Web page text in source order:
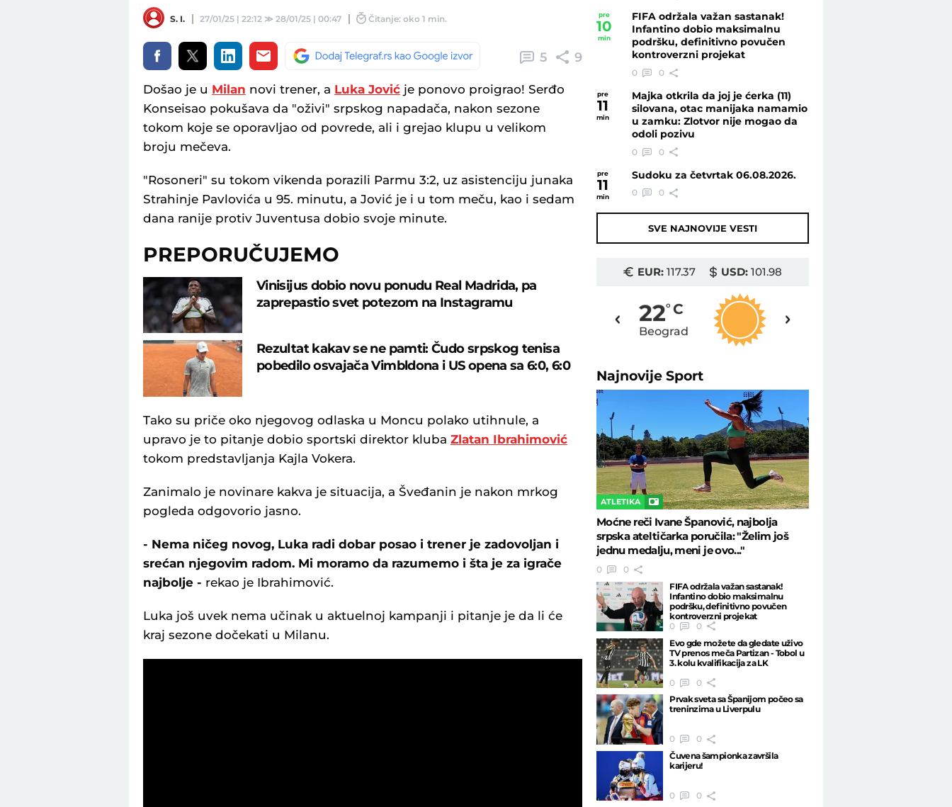
S. I. 27/01/25 | 22:12 ≫ 28/01/25 | 00:47 Čitanje: oko 1 min.
5 9
Došao je u Milan novi trener, a Luka Jović je ponovo proigrao! Serđo
Konseisao pokušava da "oživi" srpskog napadača, nakon sezone
tokom koje se oporavljao od povrede, ali i grejao klupu u velikom
broju mečeva.
"Rosoneri" su tokom vikenda porazili Parmu 3:2, uz asistenciju junaka
Strahinje Pavlovića u 95. minutu, a Jović je i u tom meču, kao i sedam
dana ranije protiv Juventusa dobio svoje minute.
PREPORUČUJEMO
Vinisijus dobio novu ponudu Real Madrida, pa
zaprepastio svet potezom na Instagramu
Rezultat kakav se ne pamti: Čudo srpskog tenisa
pobedilo osvajača Vimbldona i US opena sa 6:0, 6:0
Tako su priče oko njegovog odlaska u Moncu polako utihnule, a
upravo je to pitanje dobio sportski direktor kluba Zlatan Ibrahimović
tokom predstavljanja Kajla Vokera.
Zanimalo je novinare kakva je situacija, a Šveđanin je nakon mrkog
pogleda odgovorio jasno.
- Nema ničeg novog, Luka radi dobar posao i trener je zadovoljan i
srećan njegovim radom. Mi moramo da razumemo i šta je za igrače
najbolje - rekao je Ibrahimović.
Luka još uvek nema učinak u aktuelnoj kampanji i pitanje je da li će
kraj sezone dočekati u Milanu.
pre
10
min
FIFA održala važan sastanak!
Infantino dobio maksimalnu
podršku, definitivno povučen
kontroverzni projekat
0 0
pre
11
min
Majka otkrila da joj je ćerka (11)
silovana, otac manijaka namamio
u zamku: Zlotvor nije mogao da
odoli pozivu
0 0
pre
11
min
Sudoku za četvrtak 06.08.2026.
0 0
SVE NAJNOVIJE VESTI
EUR:117.37 USD: 101.98
18o C 22o C
Beograd
NajnovijeSport
ATLETIKA
Moćne reči Ivane Španović, najbolja
srpska ateltičarka poručila: "Želim još
jednu medalju, meni je ovo..."
0
0
FIFA održala važan sastanak!
Infantino dobio maksimalnu
podršku, definitivno povučen
kontroverzni projekat
0
0
Evo gde možete da gledate uživo
TV prenos meča Partizan - Tobol u
3. kolu kvalifikacija za LK
0
0
Prvak sveta sa Španijom počeo sa
treninzima u Liverpulu
0
0
Čuvena šampionka završila
karijeru!
0 0